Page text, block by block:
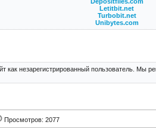
Letitbit.net
Turbobit.net
Unibytes.com
как незарегистрированный пользователь. Мы
Просмотров: 2077